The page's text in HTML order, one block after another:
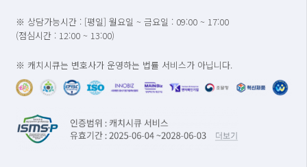
※ 상담가능시간 : [평일] 월요일 ~ 금요일 : 09:00 ~ 17:00
(점심시간 : 12:00 ~ 13:00)
※ 캐치시큐는 변호사가 운영하는 법률 서비스가 아닙니다.